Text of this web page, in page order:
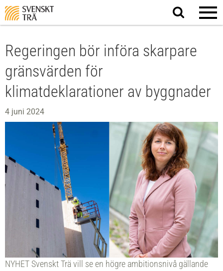
Sök
på
Regeringen bör införa skarpare
gränsvärden för
klimatdeklarationer av byggnader
4 juni 2024
NYHET Svenskt Trä vill se en högre ambitionsnivå gällande